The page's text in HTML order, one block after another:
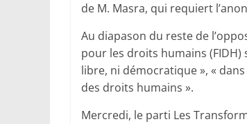
de M. Masra, qui requiert
Au diapason du reste de
pour les droits humains (FIDH)
libre, ni démocratique », «
des droits humains ».
Mercredi, le parti Les